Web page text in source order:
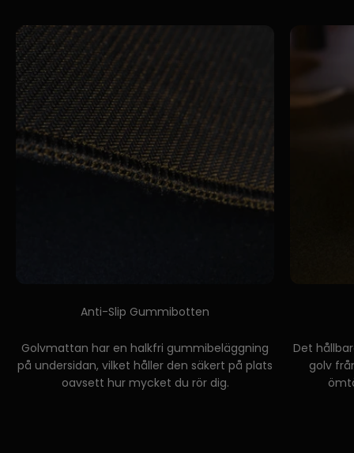
Anti-Slip Gummibotten
Golvmattan har en halkfri gummibeläggning
på undersidan, vilket håller den säkert på plats
oavsett hur mycket du rör dig.
Det
golv